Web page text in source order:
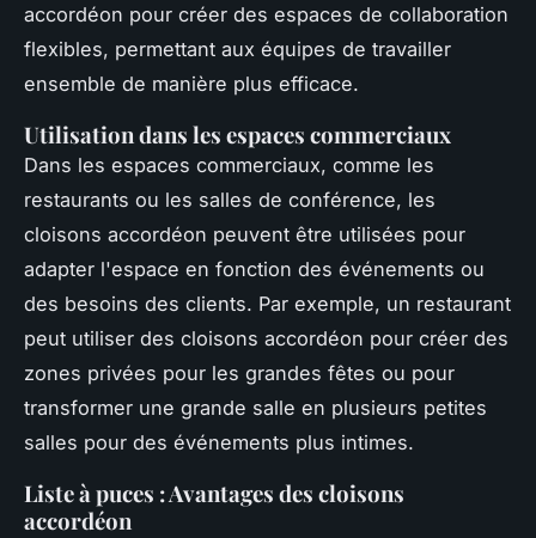
accordéon pour créer des espaces de collaboration
flexibles, permettant aux équipes de travailler
ensemble de manière plus efficace.
Utilisation dans les espaces commerciaux
Dans les espaces commerciaux, comme les
restaurants ou les salles de conférence, les
cloisons accordéon peuvent être utilisées pour
adapter l'espace en fonction des événements ou
des besoins des clients. Par exemple, un restaurant
peut utiliser des cloisons accordéon pour créer des
zones privées pour les grandes fêtes ou pour
transformer une grande salle en plusieurs petites
salles pour des événements plus intimes.
Liste à puces : Avantages des cloisons
accordéon